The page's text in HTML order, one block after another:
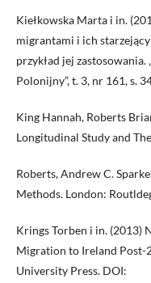
Kiełkowska Marta i in.
migrantami i ich
przykład jej
Polonijny”, t. 3, nr 161, s.
King Hannah, Roberts
Longitudinal Study and
Roberts, Andrew C.
Methods. London:
Krings Torben i in. (2013)
Migration to Ireland Post-
University Press. DOI: